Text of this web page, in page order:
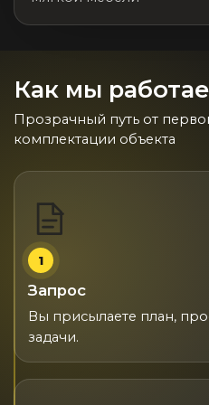
Подбор, производство и
Реализованные проекты
Как мы
Прозрачный путь от
комплектации объекта
1
Запрос
Вы присылаете план,
задачи.